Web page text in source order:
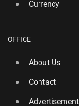
Currency
OFFICE
About Us
Contact
Advertisement